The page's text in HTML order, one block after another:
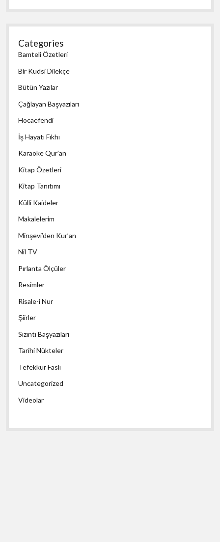
Categories
Bamteli Özetleri
Bir Kudsi Dilekçe
Bütün Yazılar
Çağlayan Başyazıları
Hocaefendi
İş Hayatı Fıkhı
Karaoke Qur'an
Kitap Özetleri
Kitap Tanıtımı
Külli Kaideler
Makalelerim
Minşevi’den Kur’an
Nil TV
Pırlanta Ölçüler
Resimler
Risale-i Nur
Şiirler
Sızıntı Başyazıları
Tarihi Nükteler
Tefekkür Faslı
Uncategorized
Videolar